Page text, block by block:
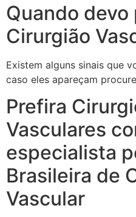
Quando devo
Cirurgião
Existem alguns sinais que
caso eles apareçam
Prefira
Vasculares
especialista
Brasileira de
Vascular